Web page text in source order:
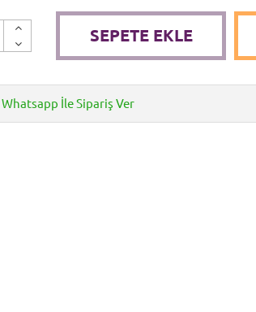
SEPETE EKLE
Whatsapp İle Sipariş Ver